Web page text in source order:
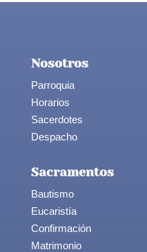
Nosotros
Parroquia
Horarios
Sacerdotes
Despacho
Sacramentos
Bautismo
Eucaristía
Confirmación
Matrimonio